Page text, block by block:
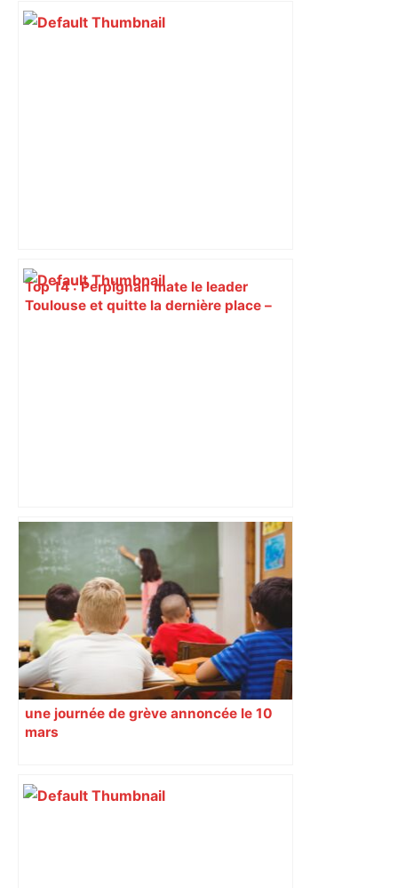
Top 14 : Perpignan mate le leader
Toulouse et quitte la dernière place –
Au cœur du quotidien d'une infirmière
du CHU de Toulouse – Sud Radio
une journée de grève annoncée le 10
mars